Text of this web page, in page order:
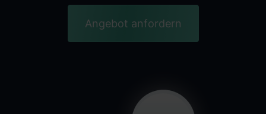
Angebot anfordern